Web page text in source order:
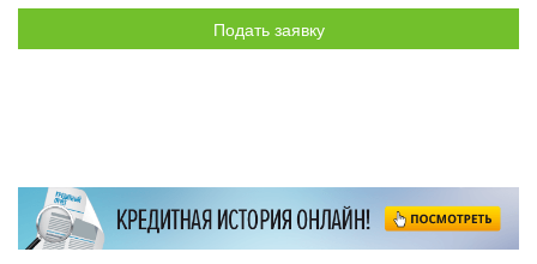
Подать заявку